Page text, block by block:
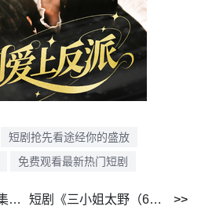
短剧抢先看途经你的盛放
免费观看最新热门短剧
短剧《折仙骨（50集）》独家短剧资源在线首发 短剧《三小姐太野（61集）》超火短剧全集在线畅享